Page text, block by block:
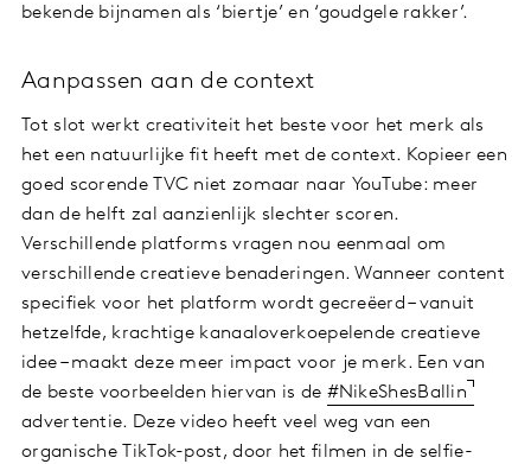
bekende bijnamen als ‘biertje’ en ‘goudgele rakker’.
Aanpassen aan de context
Tot slot werkt creativiteit het beste voor het merk als
het een natuurlijke fit heeft met de context. Kopieer een
goed scorende TVC niet zomaar naar YouTube: meer
dan de helft zal aanzienlijk slechter scoren.
Verschillende platforms vragen nou eenmaal om
verschillende creatieve benaderingen. Wanneer content
specifiek voor het platform wordt gecreëerd – vanuit
hetzelfde, krachtige kanaaloverkoepelende creatieve
idee – maakt deze meer impact voor je merk. Een van
de beste voorbeelden hiervan is de #NikeShesBallin
advertentie. Deze video heeft veel weg van een
organische TikTok-post, door het filmen in de selfie-